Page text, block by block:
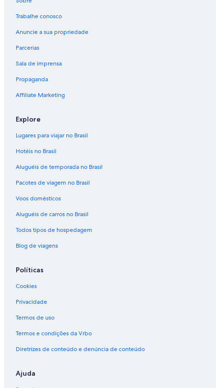
Trabalhe conosco
Anuncie a sua propriedade
Parcerias
Sala de imprensa
Propaganda
Affiliate Marketing
Explore
Lugares para viajar no Brasil
Hotéis no Brasil
Aluguéis de temporada no Brasil
Pacotes de viagem no Brasil
Voos domésticos
Aluguéis de carros no Brasil
Todos tipos de hospedagem
Blog de viagens
Políticas
Cookies
Privacidade
Termos de uso
Termos e condições da Vrbo
Diretrizes de conteúdo e denúncia de conteúdo
Ajuda